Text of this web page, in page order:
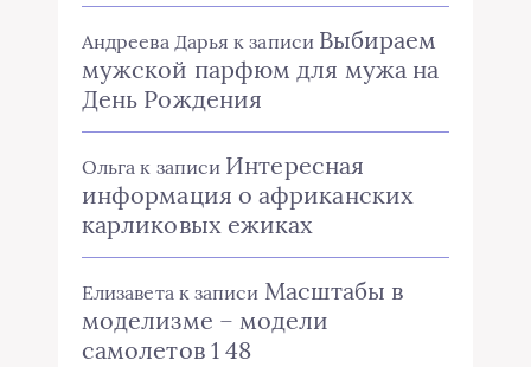
Андреева Дарья к записи Выбираем
мужской парфюм для мужа на
День Рождения
Ольга к записи Интересная
информация о африканских
карликовых ежиках
Елизаветак записи Масштабы в
моделизме – модели
самолетов 1 48